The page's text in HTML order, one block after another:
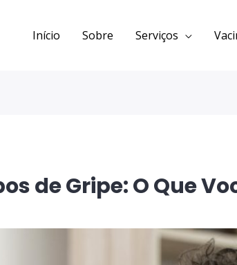
Início Sobre Serviços
de Gripe: O Que